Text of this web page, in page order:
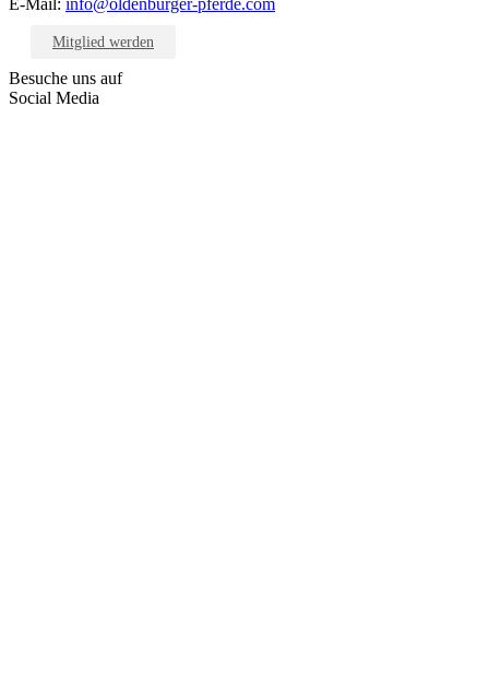
Mitglied werden
Besuche uns auf
Social Media